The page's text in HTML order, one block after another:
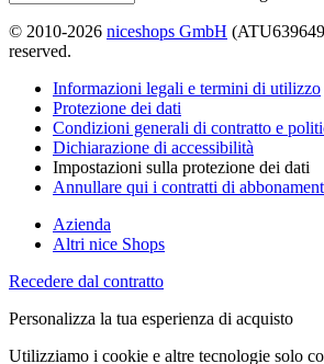
© 2010-2026 niceshops GmbH
reserved.
Informazioni legali e termini di utilizzo
Protezione dei dati
Condizioni generali di contratto e
Dichiarazione di accessibilità
Impostazioni sulla protezione dei dati
Annullare qui i contratti di
Azienda
Altri nice Shops
Recedere dal contratto
Personalizza la tua esperienza di acquisto
Utilizziamo i cookie e altre tecnologie solo